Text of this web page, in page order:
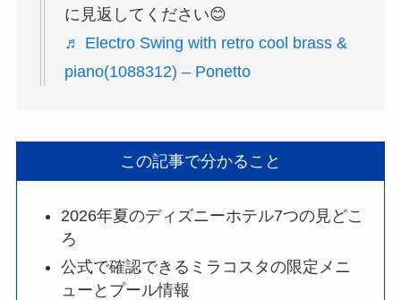
に見返してください😊
♬ Electro Swing with retro cool brass &
piano(1088312) – Ponetto
この記事で分かること
2026年夏のディズニーホテル7つの見どこ
ろ
公式で確認できるミラコスタの限定メニ
ューとプール情報